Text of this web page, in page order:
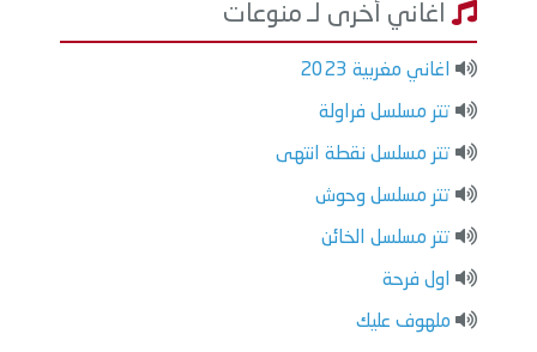
اغاني أخرى لـ منوعات
اغاني مغربية 2023
تتر مسلسل فراولة
تتر مسلسل نقطة انتهى
تتر مسلسل وحوش
تتر مسلسل الخائن
اول فرحة
ملهوف عليك